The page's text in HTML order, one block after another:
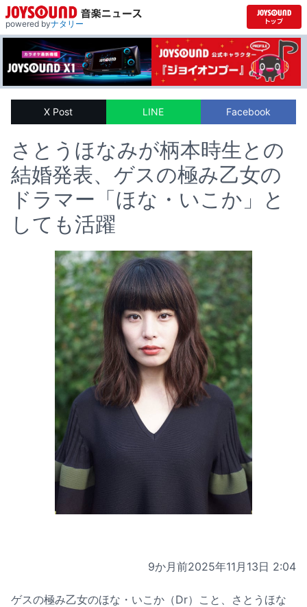
powered byナタリー
X Post LINE Facebook
さとうほなみが柄本時生との
結婚発表、ゲスの極み乙女の
ドラマー「ほな・いこか」と
しても活躍
9か月前2025年11月13日 2:04
ゲスの極み乙女のほな・いこか（Dr）こと、さとうほな